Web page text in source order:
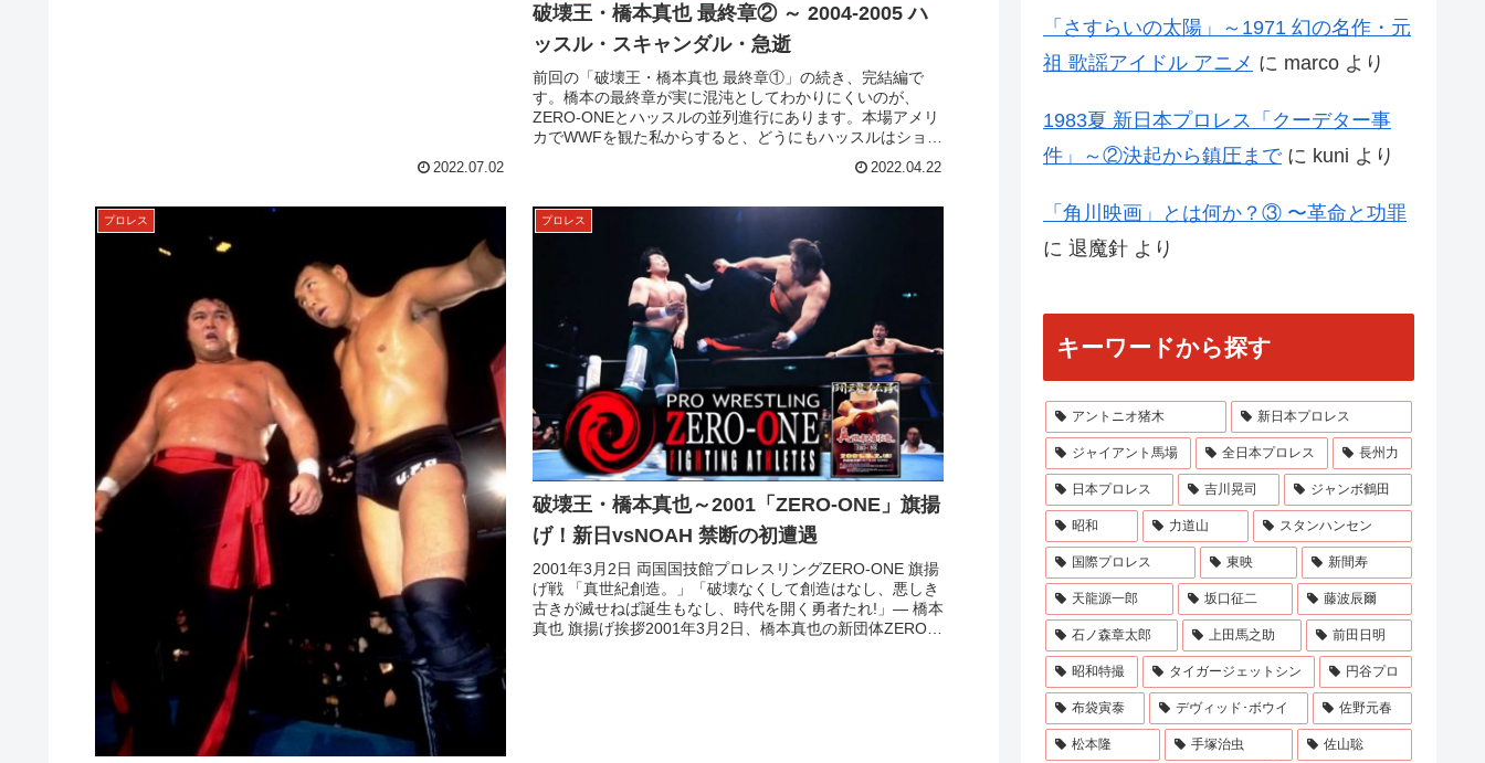
2022.07.02
破壊王・橋本真也 最終章② ～ 2004-2005 ハ
ッスル・スキャンダル・急逝
前回の「破壊王・橋本真也 最終章①」の続き、完結編で
す。橋本の最終章が実に混沌としてわかりにくいのが、
ZERO-ONEとハッスルの並列進行にあります。本場アメリ
カでWWFを観た私からすると、どうにもハッスルはショ
2022.04.22
プロレス プロレス
破壊王・橋本真也～2001「ZERO-ONE」旗揚
げ！新日vsNOAH 禁断の初遭遇
2001年3月2日 両国国技館プロレスリングZERO-ONE 旗揚
げ戦 「真世紀創造。」「破壊なくして創造はなし、悪しき
古きが滅せねば誕生もなし、時代を開く勇者たれ!」― 橋本
真也 旗揚げ挨拶2001年3月2日、橋本真也の新団体ZERO-
「さすらいの太陽」～1971 幻の名作・元
祖 歌謡アイドル アニメ に marco より
1983夏 新日本プロレス「クーデター事
件」～②決起から鎮圧までに kuni より
「角川映画」とは何か？③ 〜革命と功罪
に 退魔針 より
キーワードから探す
アントニオ猪木 新日本プロレス
ジャイアント馬場 全日本プロレス 長州力
日本プロレス 吉川晃司 ジャンボ鶴田
昭和 力道山 スタンハンセン
国際プロレス 東映 新間寿
天龍源一郎 坂口征二 藤波辰爾
石ノ森章太郎 上田馬之助 前田日明
昭和特撮 タイガージェットシン 円谷プロ
布袋寅泰 デヴィッド･ボウイ 佐野元春
松本隆 手塚治虫 佐山聡